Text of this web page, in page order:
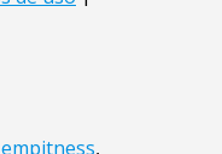
empitness,